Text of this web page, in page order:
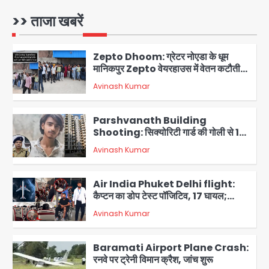
>> ताजा खबरें
1
2
Zepto Dhoom: ग्रेटर नोएडा के धूम
मानिकपुर Zepto वेयरहाउस में वेतन कटौती
को लेकर 100 से ज्यादा कर्मचारियों का विरोध
प्रदर्शन
Avinash Kumar
3
Parshvanath Building
Shooting: सिक्योरिटी गार्ड की गोली से 17
वर्षीय किशोर की मौत
Avinash Kumar
4
Air India Phuket Delhi flight:
कैप्टन का डोप टेस्ट पॉजिटिव, 17 घायल;
Avinash Kumar
Baramati Airport Plane Crash:
रनवे पर ट्रेनी विमान क्रैश, जांच शुरू